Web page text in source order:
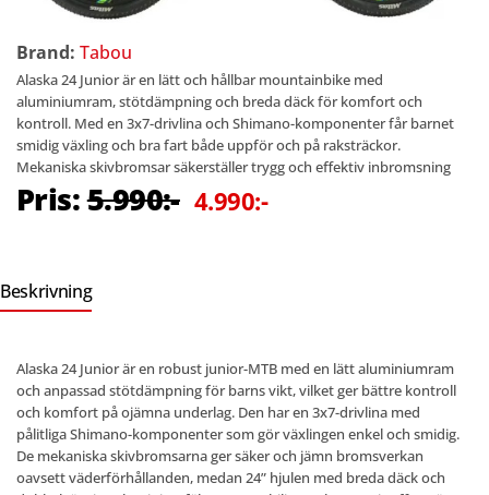
Brand: Tabou
Alaska 24 Junior är en lätt och hållbar mountainbike med
aluminiumram, stötdämpning och breda däck för komfort och
kontroll. Med en 3x7-drivlina och Shimano-komponenter får barnet
smidig växling och bra fart både uppför och på raksträckor.
Mekaniska skivbromsar säkerställer trygg och effektiv inbromsning
Pris:5.990:- 4.990:-
Beskrivning
Alaska 24 Junior är en robust junior-MTB med en lätt aluminiumram
och anpassad stötdämpning för barns vikt, vilket ger bättre kontroll
och komfort på ojämna underlag. Den har en 3x7-drivlina med
pålitliga Shimano-komponenter som gör växlingen enkel och smidig.
De mekaniska skivbromsarna ger säker och jämn bromsverkan
oavsett väderförhållanden, medan 24” hjulen med breda däck och